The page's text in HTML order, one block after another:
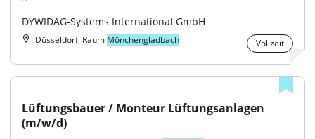
DYWIDAG-Systems International GmbH
Düsseldorf, Raum Mönchengladbach Vollzeit
Lüftungsbauer / Monteur Lüftungsanlagen
(m/w/d)